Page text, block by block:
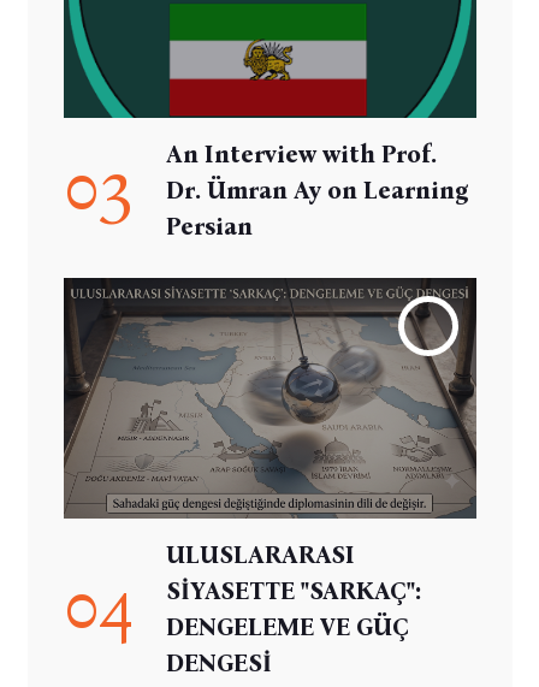
03
An Interview with Prof.
Dr. Ümran Ay on Learning
Persian
04
ULUSLARARASI
SİYASETTE "SARKAÇ":
DENGELEME VE GÜÇ
DENGESİ